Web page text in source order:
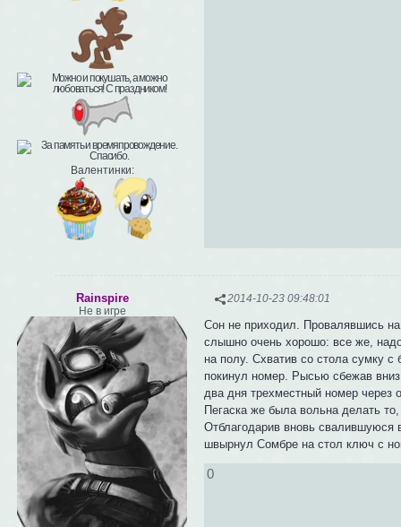
Валентинки:
2014-10-23 09:48:01
Rainspire
Не в игре
Сон не приходил. Провалявшись
слышно очень хорошо: все же,
на полу. Схватив со стола сумку
покинул номер. Рысью сбежав вниз
два дня трехместный номер через
Пегаска же была вольна делать
Отблагодарив вновь свалившуюся
швырнул Сомбре на стол ключ с
0